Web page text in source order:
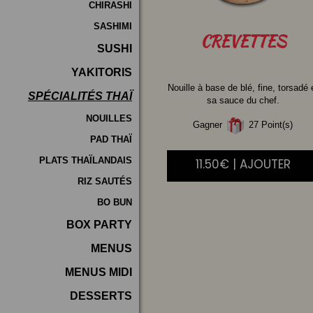
CHIRASHI
SASHIMI
SUSHI
YAKITORIS
SPÉCIALITÉS THAÏ
NOUILLES
PAD THAÏ
PLATS THAÏLANDAIS
RIZ SAUTÉS
BO BUN
BOX PARTY
MENUS
MENUS MIDI
DESSERTS
CREVETTES
Nouille à base de blé, fine, torsadé
sa sauce du chef.
Gagner 27 Point(s)
11.50€ | AJOUTER